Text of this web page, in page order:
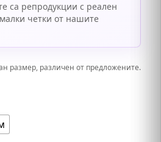
са репродукции с реален
четки от нашите
размер, различен от предложените.